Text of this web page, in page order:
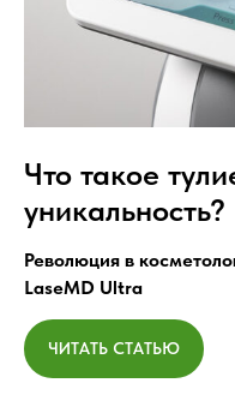
Что такое
уникальность?
Революция в
LaseMD Ultra
ЧИТАТЬ СТАТЬЮ